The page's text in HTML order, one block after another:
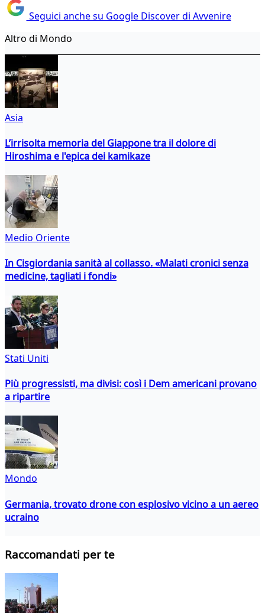
Seguici anche su Google Discover di Avvenire
Altro di Mondo
Asia
L’irrisolta memoria del Giappone tra il dolore di
Hiroshima e l'epica dei kamikaze
Medio Oriente
In Cisgiordania sanità al collasso. «Malati cronici senza
medicine, tagliati i fondi»
Stati Uniti
Più progressisti, ma divisi: così i Dem americani provano
a ripartire
Mondo
Germania, trovato drone con esplosivo vicino a un aereo
ucraino
Raccomandati per te